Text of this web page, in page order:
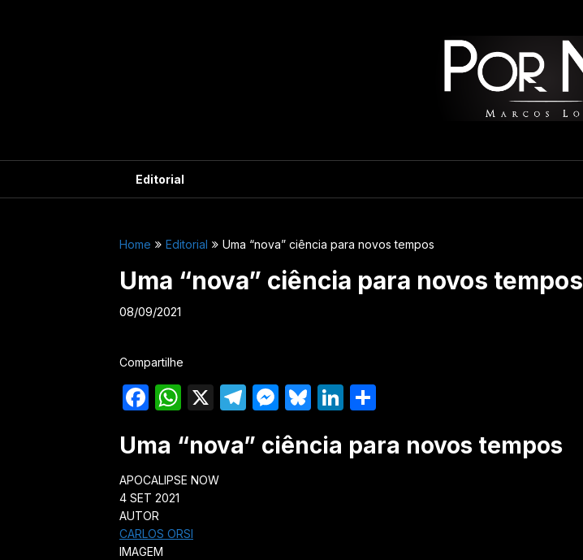
Editorial
Home Editorial Uma “nova” ciência para novos tempos
Uma “nova” ciência para novos tempos
08/09/2021
Compartilhe
Facebook
WhatsApp
X Telegram
Messenger
Bluesky
LinkedIn
Uma “nova” ciência para novos tempos
APOCALIPSE NOW
4 SET 2021
AUTOR
CARLOS ORSI
IMAGEM